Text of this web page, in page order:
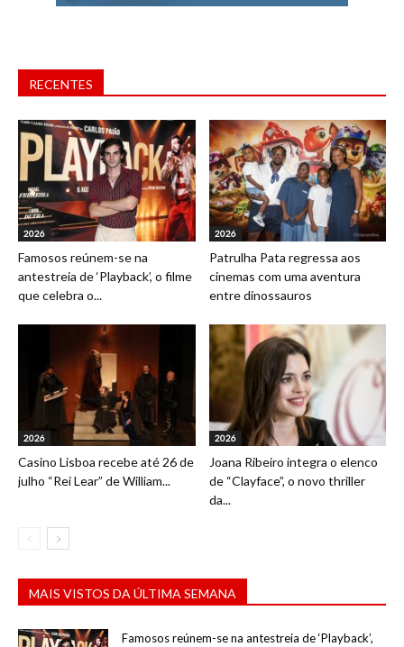
RECENTES
2026
Famosos reúnem-se na
antestreia de ‘Playback’, o filme
que celebra o...
2026
Patrulha Pata regressa aos
cinemas com uma aventura
entre dinossauros
2026
Casino Lisboa recebe até 26 de
julho “Rei Lear” de William...
2026
Joana Ribeiro integra o elenco
de “Clayface”, o novo thriller
da...
MAIS VISTOS DA ÚLTIMA SEMANA
Famosos reúnem-se na antestreia de ‘Playback’,